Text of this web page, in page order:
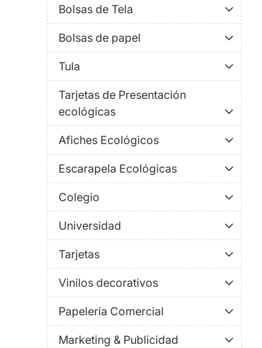
Bolsas de Tela
Bolsas de papel
Tula
Tarjetas de Presentación
ecológicas
Afiches Ecológicos
Escarapela Ecológicas
Colegio
Universidad
Tarjetas
Vinilos decorativos
Papelería Comercial
Marketing & Publicidad